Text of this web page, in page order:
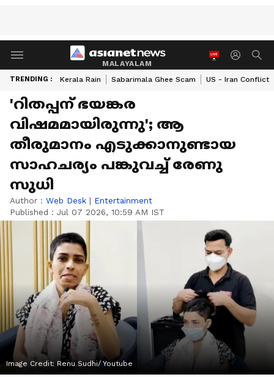
MALAYALAM
TRENDING : Kerala Rain Sabarimala Ghee Scam US - Iran Conflict
'റിതപ്പന് ഭയങ്കര
വിഷമമായിരുന്നു'; ആ
തീരുമാനം എടുക്കാനുണ്ടായ
സാഹചര്യം പങ്കുവച്ച് രേണു
സുധി
Author : Web Desk | Entertainment
Published : Jul 07 2026, 10:59 AM IST
Image Credit: Renu Sudhi/ Youtube